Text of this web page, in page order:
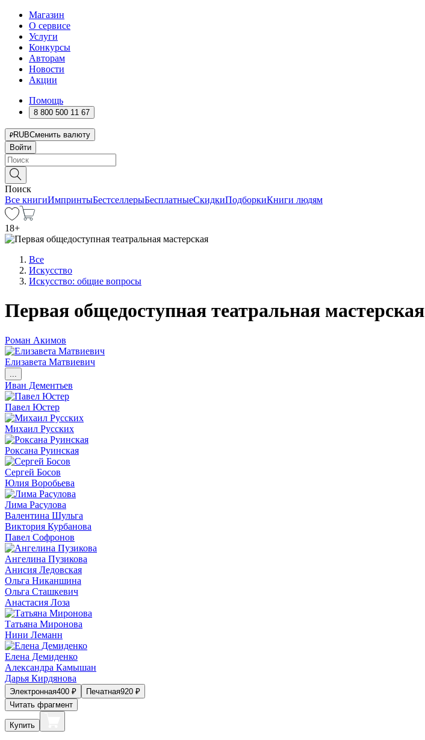
Магазин
О сервисе
Услуги
Конкурсы
Авторам
Новости
Акции
Помощь
8 800 500 11 67
RUBСменить валюту
Войти
Поиск
Все книгиИмпринтыБестселлерыБесплатныеСкидкиПодборкиКниги людям
18+
Все
Искусство
Искусство: общие вопросы
Первая общедоступная театральная мастерская
Роман Акимов
Елизавета Матвиевич
Иван Дементьев
Павел Юстер
Михаил Русских
Роксана Руинская
Сергей Босов
Юлия Воробьева
Лима Расулова
Валентина Шульга
Виктория Курбанова
Павел Софронов
Ангелина Пузикова
Анисия Ледовская
Ольга Никаншина
Ольга Сташкевич
Анастасия Лоза
Татьяна Миронова
Нини Леманн
Елена Демиденко
Александра Камышан
Дарья Кирдянова
Электронная400 ₽ Печатная920 ₽
Читать фрагмент
Купить